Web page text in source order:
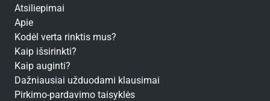
Atsiliepimai
Apie
Kodėl verta rinktis mus?
Kaip išsirinkti?
Kaip auginti?
Dažniausiai užduodami klausimai
Pirkimo-pardavimo taisyklės